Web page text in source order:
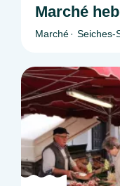
Marché
Marché Seiches-